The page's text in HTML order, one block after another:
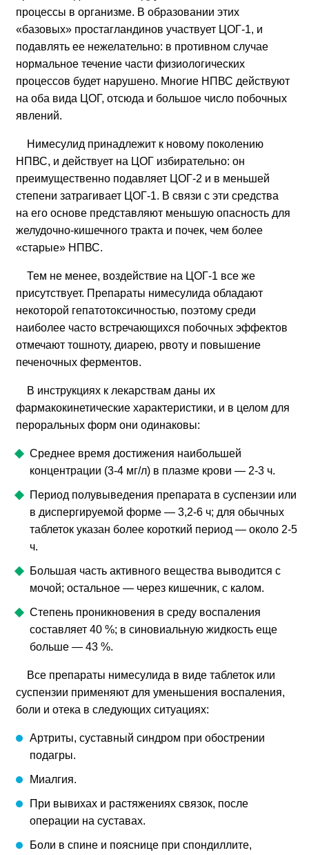
процессы в организме. В образовании этих
«базовых» простагландинов участвует ЦОГ-1, и
подавлять ее нежелательно: в противном случае
нормальное течение части физиологических
процессов будет нарушено. Многие НПВС действуют
на оба вида ЦОГ, отсюда и большое число побочных
явлений.
Нимесулид принадлежит к новому поколению
НПВС, и действует на ЦОГ избирательно: он
преимущественно подавляет ЦОГ-2 и в меньшей
степени затрагивает ЦОГ-1. В связи с эти средства
на его основе представляют меньшую опасность для
желудочно-кишечного тракта и почек, чем более
«старые» НПВС.
Тем не менее, воздействие на ЦОГ-1 все же
присутствует. Препараты нимесулида обладают
некоторой гепатотоксичностью, поэтому среди
наиболее часто встречающихся побочных эффектов
отмечают тошноту, диарею, рвоту и повышение
печеночных ферментов.
В инструкциях к лекарствам даны их
фармакокинетические характеристики, и в целом для
пероральных форм они одинаковы:
Среднее время достижения наибольшей
концентрации (3-4 мг/л) в плазме крови — 2-3 ч.
Период полувыведения препарата в суспензии или
в диспергируемой форме — 3,2-6 ч; для обычных
таблеток указан более короткий период — около 2-5
ч.
Большая часть активного вещества выводится с
мочой; остальное — через кишечник, с калом.
Степень проникновения в среду воспаления
составляет 40 %; в синовиальную жидкость еще
больше — 43 %.
Все препараты нимесулида в виде таблеток или
суспензии применяют для уменьшения воспаления,
боли и отека в следующих ситуациях:
Артриты, суставный синдром при обострении
подагры.
Миалгия.
При вывихах и растяжениях связок, после
операции на суставах.
Боли в спине и пояснице при спондиллите,